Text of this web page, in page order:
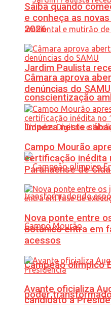
Jardim Paulista
conscientização
limpeza neste
Campeão olímpico
poder
Saiba quando
e conheça as
2026
Câmara aprova
denúncias do SAMU
Campo Mourão
certificação inédita
Paranaense de
Nova ponte entre
Botânico entra em
acessos
Avante oficializa
candidato à